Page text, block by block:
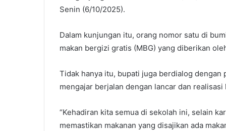
Senin (6/10/2025).
Dalam kunjungan itu, orang nomor satu di
makan bergizi gratis (MBG) yang diberikan
Tidak hanya itu, bupati juga berdialog
mengajar berjalan dengan lancar dan realisasi
“Kehadiran kita semua di sekolah ini, selain
memastikan makanan yang disajikan ada